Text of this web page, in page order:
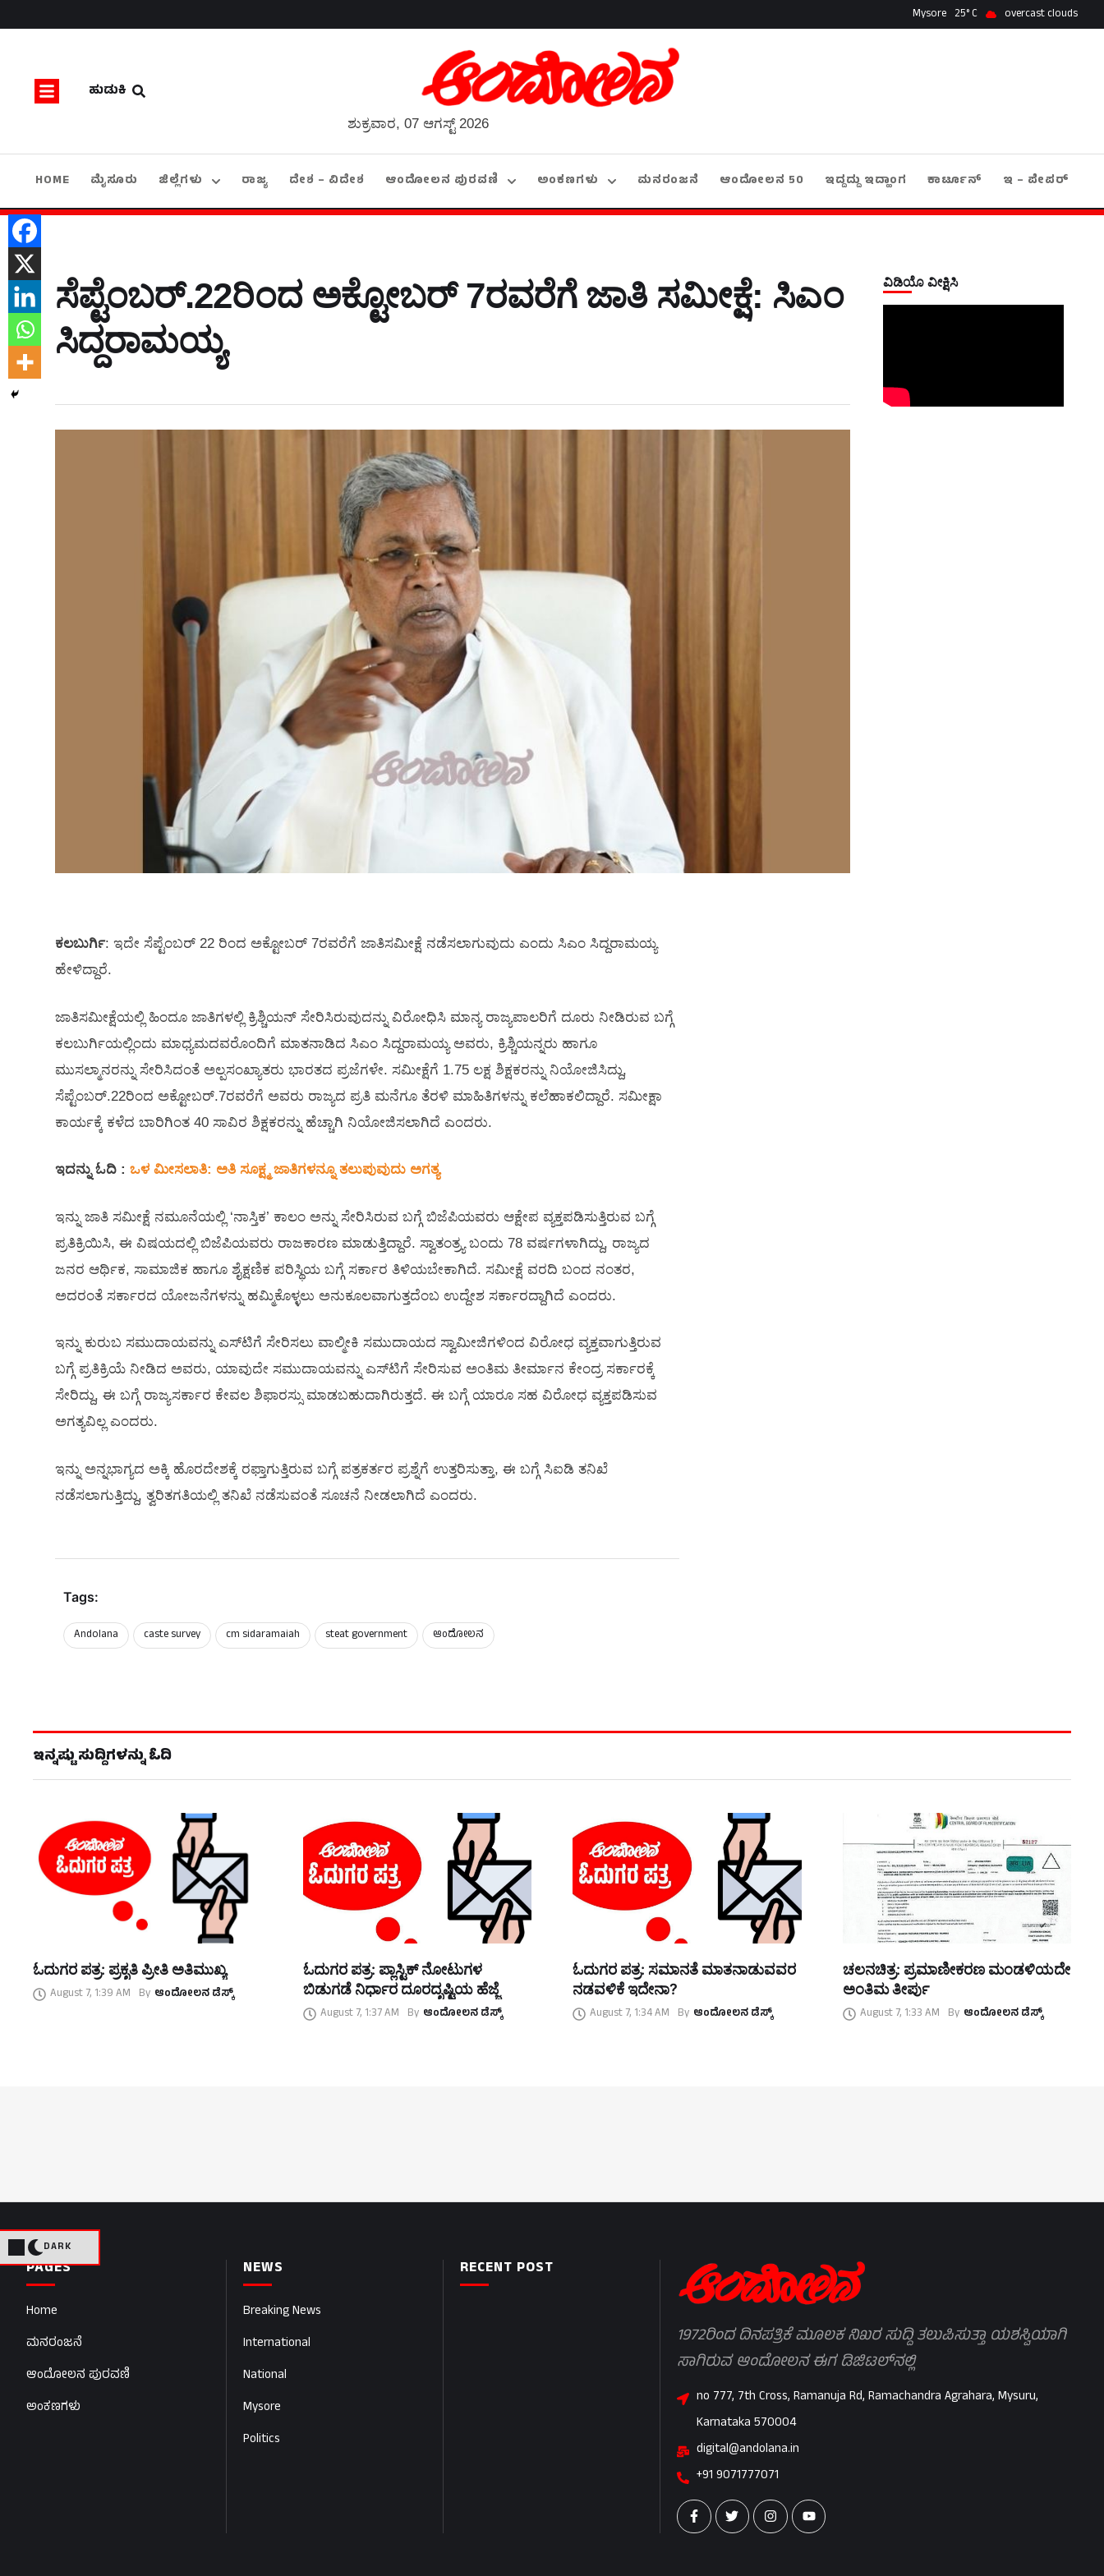
Mysore 25 overcast clouds
ಹುಡುಕಿ
ಶುಕ್ರವಾರ, 07 ಆಗಸ್ಟ್ 2026
DARK
HOME ಮೈಸೂರು ಜಿಲ್ಲೆಗಳು ರಾಜ್ಯ ದೇಶ – ವಿದೇಶ ಆಂದೋಲನ ಪುರವಣಿ ಅಂಕಣಗಳು ಮನರಂಜನೆ ಆಂದೋಲನ 50 ಇದ್ದದ್ದು ಇದ್ಹಾಂಗ ಕಾರ್ಟೂನ್ ಇ – ಪೇಪರ್
ಸೆಪ್ಟೆಂಬರ್.22ರಿಂದ ಅಕ್ಟೋಬರ್ 7ರವರೆಗೆ ಜಾತಿ ಸಮೀಕ್ಷೆ: ಸಿಎಂ
ಸಿದ್ದರಾಮಯ್ಯ
ಕಲಬುರ್ಗಿ: ಇದೇ ಸೆಪ್ಟೆಂಬರ್ 22 ರಿಂದ ಅಕ್ಟೋಬರ್ 7ರವರೆಗೆ ಜಾತಿಸಮೀಕ್ಷೆ ನಡೆಸಲಾಗುವುದು ಎಂದು ಸಿಎಂ ಸಿದ್ದರಾಮಯ್ಯ
ಹೇಳಿದ್ದಾರೆ.
ಜಾತಿಸಮೀಕ್ಷೆಯಲ್ಲಿ ಹಿಂದೂ ಜಾತಿಗಳಲ್ಲಿ ಕ್ರಿಶ್ಚಿಯನ್ ಸೇರಿಸಿರುವುದನ್ನು ವಿರೋಧಿಸಿ ಮಾನ್ಯ ರಾಜ್ಯಪಾಲರಿಗೆ ದೂರು ನೀಡಿರುವ ಬಗ್ಗೆ
ಕಲಬುರ್ಗಿಯಲ್ಲಿಂದು ಮಾಧ್ಯಮದವರೊಂದಿಗೆ ಮಾತನಾಡಿದ ಸಿಎಂ ಸಿದ್ದರಾಮಯ್ಯ ಅವರು, ಕ್ರಿಶ್ಚಿಯನ್ನರು ಹಾಗೂ
ಮುಸಲ್ಮಾನರನ್ನು ಸೇರಿಸಿದಂತೆ ಅಲ್ಪಸಂಖ್ಯಾತರು ಭಾರತದ ಪ್ರಜೆಗಳೇ. ಸಮೀಕ್ಷೆಗೆ 1.75 ಲಕ್ಷ ಶಿಕ್ಷಕರನ್ನು ನಿಯೋಜಿಸಿದ್ದು,
ಸೆಪ್ಟೆಂಬರ್.22ರಿಂದ ಅಕ್ಟೋಬರ್.7ರವರೆಗೆ ಅವರು ರಾಜ್ಯದ ಪ್ರತಿ ಮನೆಗೂ ತೆರಳಿ ಮಾಹಿತಿಗಳನ್ನು ಕಲೆಹಾಕಲಿದ್ದಾರೆ. ಸಮೀಕ್ಷಾ
ಕಾರ್ಯಕ್ಕೆ ಕಳೆದ ಬಾರಿಗಿಂತ 40 ಸಾವಿರ ಶಿಕ್ಷಕರನ್ನು ಹೆಚ್ಚಾಗಿ ನಿಯೋಜಿಸಲಾಗಿದೆ ಎಂದರು.
ಇದನ್ನು ಓದಿ :ಒಳ ಮೀಸಲಾತಿ: ಅತಿ ಸೂಕ್ಷ್ಮ ಜಾತಿಗಳನ್ನೂ ತಲುಪುವುದು ಅಗತ್ಯ
ಇನ್ನು ಜಾತಿ ಸಮೀಕ್ಷೆ ನಮೂನೆಯಲ್ಲಿ ‘ನಾಸ್ತಿಕ’ ಕಾಲಂ ಅನ್ನು ಸೇರಿಸಿರುವ ಬಗ್ಗೆ ಬಿಜೆಪಿಯವರು ಆಕ್ಷೇಪ ವ್ಯಕ್ತಪಡಿಸುತ್ತಿರುವ ಬಗ್ಗೆ
ಪ್ರತಿಕ್ರಿಯಿಸಿ, ಈ ವಿಷಯದಲ್ಲಿ ಬಿಜೆಪಿಯವರು ರಾಜಕಾರಣ ಮಾಡುತ್ತಿದ್ದಾರೆ. ಸ್ವಾತಂತ್ರ್ಯ ಬಂದು 78 ವರ್ಷಗಳಾಗಿದ್ದು, ರಾಜ್ಯದ
ಜನರ ಆರ್ಥಿಕ, ಸಾಮಾಜಿಕ ಹಾಗೂ ಶೈಕ್ಷಣಿಕ ಪರಿಸ್ಥಿಯ ಬಗ್ಗೆ ಸರ್ಕಾರ ತಿಳಿಯಬೇಕಾಗಿದೆ. ಸಮೀಕ್ಷೆ ವರದಿ ಬಂದ ನಂತರ,
ಅದರಂತೆ ಸರ್ಕಾರದ ಯೋಜನೆಗಳನ್ನು ಹಮ್ಮಿಕೊಳ್ಳಲು ಅನುಕೂಲವಾಗುತ್ತದೆಂಬ ಉದ್ದೇಶ ಸರ್ಕಾರದ್ದಾಗಿದೆ ಎಂದರು.
ಇನ್ನು ಕುರುಬ ಸಮುದಾಯವನ್ನು ಎಸ್‌ಟಿಗೆ ಸೇರಿಸಲು ವಾಲ್ಮೀಕಿ ಸಮುದಾಯದ ಸ್ವಾಮೀಜಿಗಳಿಂದ ವಿರೋಧ ವ್ಯಕ್ತವಾಗುತ್ತಿರುವ
ಬಗ್ಗೆ ಪ್ರತಿಕ್ರಿಯೆ ನೀಡಿದ ಅವರು, ಯಾವುದೇ ಸಮುದಾಯವನ್ನು ಎಸ್‌ಟಿಗೆ ಸೇರಿಸುವ ಅಂತಿಮ ತೀರ್ಮಾನ ಕೇಂದ್ರ ಸರ್ಕಾರಕ್ಕೆ
ಸೇರಿದ್ದು, ಈ ಬಗ್ಗೆ ರಾಜ್ಯಸರ್ಕಾರ ಕೇವಲ ಶಿಫಾರಸ್ಸು ಮಾಡಬಹುದಾಗಿರುತ್ತದೆ. ಈ ಬಗ್ಗೆ ಯಾರೂ ಸಹ ವಿರೋಧ ವ್ಯಕ್ತಪಡಿಸುವ
ಅಗತ್ಯವಿಲ್ಲ ಎಂದರು.
ಇನ್ನು ಅನ್ನಭಾಗ್ಯದ ಅಕ್ಕಿ ಹೊರದೇಶಕ್ಕೆ ರಫ್ತಾಗುತ್ತಿರುವ ಬಗ್ಗೆ ಪತ್ರಕರ್ತರ ಪ್ರಶ್ನೆಗೆ ಉತ್ತರಿಸುತ್ತಾ, ಈ ಬಗ್ಗೆ ಸಿಐಡಿ ತನಿಖೆ
ನಡೆಸಲಾಗುತ್ತಿದ್ದು, ತ್ವರಿತಗತಿಯಲ್ಲಿ ತನಿಖೆ ನಡೆಸುವಂತೆ ಸೂಚನೆ ನೀಡಲಾಗಿದೆ ಎಂದರು.
Tags:
Andolana caste survey cm sidaramaiah steat government ಆಂದೋಲನ
ವಿಡಿಯೊ ವೀಕ್ಷಿಸಿ
ಇನ್ನಷ್ಟು ಸುದ್ದಿಗಳನ್ನು ಓದಿ
ಓದುಗರ ಪತ್ರ: ಪ್ರಕೃತಿ ಪ್ರೀತಿ ಅತಿಮುಖ್ಯ
August 7, 1:39 AM By ಆಂದೋಲನ ಡೆಸ್ಕ್
ಓದುಗರ ಪತ್ರ: ಪ್ಲಾಸ್ಟಿಕ್ ನೋಟುಗಳ
ಬಿಡುಗಡೆ ನಿರ್ಧಾರ ದೂರದೃಷ್ಟಿಯ ಹೆಜ್ಜೆ
August 7, 1:37 AM By ಆಂದೋಲನ ಡೆಸ್ಕ್
ಓದುಗರ ಪತ್ರ: ಸಮಾನತೆ ಮಾತನಾಡುವವರ
ನಡವಳಿಕೆ ಇದೇನಾ?
August 7, 1:34 AM By ಆಂದೋಲನ ಡೆಸ್ಕ್
ಚಲನಚಿತ್ರ: ಪ್ರಮಾಣೀಕರಣ ಮಂಡಳಿಯದೇ
ಅಂತಿಮ ತೀರ್ಪು
August 7, 1:33 AM By ಆಂದೋಲನ ಡೆಸ್ಕ್
PAGES
Home
ಮನರಂಜನೆ
ಆಂದೋಲನ ಪುರವಣಿ
ಅಂಕಣಗಳು
NEWS
Breaking News
International
National
Mysore
Politics
RECENT POST
1972ರಿಂದ ದಿನಪತ್ರಿಕೆ ಮೂಲಕ ನಿಖರ ಸುದ್ದಿ ತಲುಪಿಸುತ್ತಾ ಯಶಸ್ವಿಯಾಗಿ
ಸಾಗಿರುವ ಆಂದೋಲನ ಈಗ ಡಿಜಿಟಲ್‌ನಲ್ಲಿ
no 777, 7th Cross, Ramanuja Rd, Ramachandra Agrahara, Mysuru,
Karnataka 570004
digital@andolana.in
+91 9071777071